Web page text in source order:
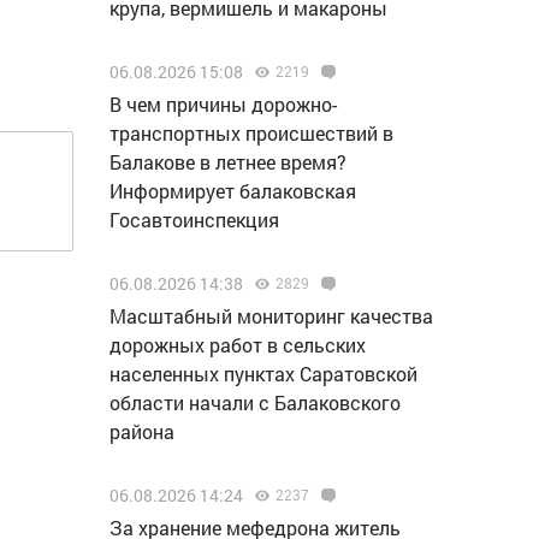
крупа, вермишель и макароны
06.08.2026 15:08 2219
В чем причины дорожно-
транспортных происшествий в
Балакове в летнее время?
Информирует балаковская
Госавтоинспекция
06.08.2026 14:38 2829
Масштабный мониторинг качества
дорожных работ в сельских
населенных пунктах Саратовской
области начали с Балаковского
района
06.08.2026 14:24 2237
За хранение мефедрона житель